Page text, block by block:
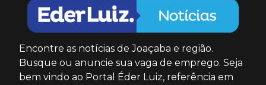
Encontre as notícias de Joaçaba e região.
Busque ou anuncie sua vaga de emprego. Seja
bem vindo ao Portal Éder Luiz, referência em